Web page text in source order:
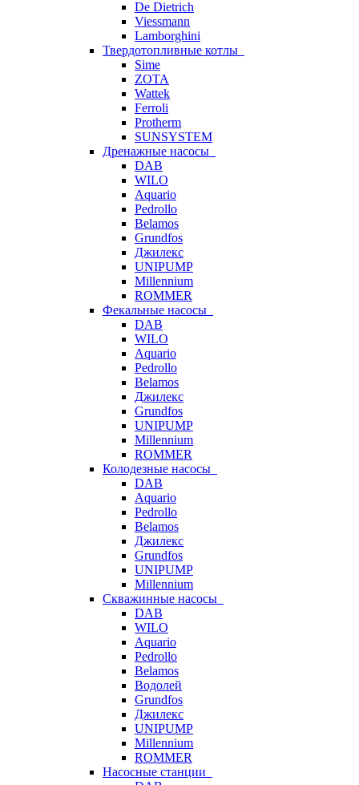
De Dietrich
Viessmann
Lamborghini
Твердотопливные котлы
Sime
ZOTA
Wattek
Ferroli
Protherm
SUNSYSTEM
Дренажные насосы
DAB
WILO
Aquario
Pedrollo
Belamos
Grundfos
Джилекс
UNIPUMP
Millennium
ROMMER
Фекальные насосы
DAB
WILO
Aquario
Pedrollo
Belamos
Джилекс
Grundfos
UNIPUMP
Millennium
ROMMER
Колодезные насосы
DAB
Aquario
Pedrollo
Belamos
Джилекс
Grundfos
UNIPUMP
Millennium
Скважинные насосы
DAB
WILO
Aquario
Pedrollo
Belamos
Водолей
Grundfos
Джилекс
UNIPUMP
Millennium
ROMMER
Насосные станции